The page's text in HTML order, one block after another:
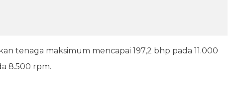
tenaga maksimum mencapai 197,2 bhp pada 11.000
8.500 rpm.